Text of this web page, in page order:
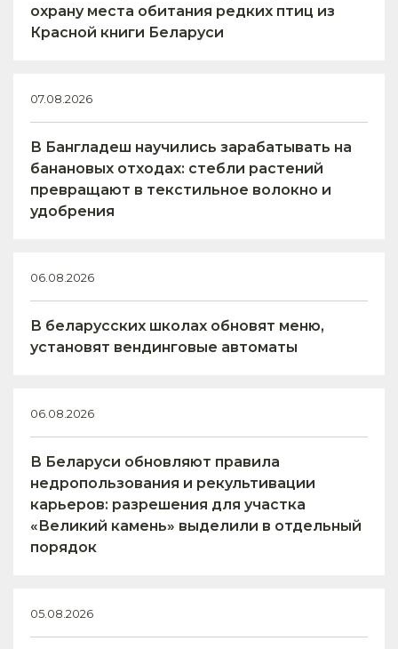
охрану места обитания редких птиц из
Красной книги Беларуси
07.08.2026
В Бангладеш научились зарабатывать на
банановых отходах: стебли растений
превращают в текстильное волокно и
удобрения
06.08.2026
В беларусских школах обновят меню,
установят вендинговые автоматы
06.08.2026
В Беларуси обновляют правила
недропользования и рекультивации
карьеров: разрешения для участка
«Великий камень» выделили в отдельный
порядок
05.08.2026